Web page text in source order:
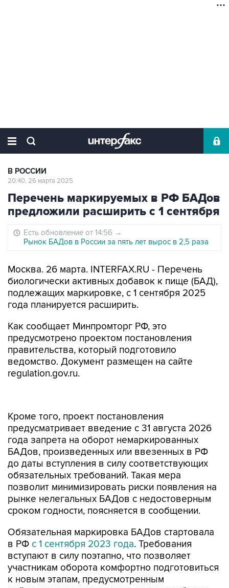
В РОССИИ
20:40, 26 марта 2025
Перечень маркируемых в РФ БАДов
предложили расширить с 1 сентября
Есть обновление от 14:56 →
Рынок БАДов в России за пять лет вырос в 2,5 раза
Москва. 26 марта. INTERFAX.RU - Перечень
биологически активных добавок к пище (БАД),
подлежащих маркировке, с 1 сентября 2025
года планируется расширить.
Как сообщает Минпромторг РФ, это
предусмотрено проектом постановления
правительства, который подготовило
ведомство. Документ размещен на сайте
regulation.gov.ru.
года запрета на оборот немаркированных
БАДов, произведенных или ввезенных в РФ
до даты вступления в силу соответствующих
обязательных требований. Такая мера
позволит минимизировать риски появления на
рынке нелегальных БАДов с недостоверным
сроком годности, поясняется в сообщении.
Обязательная маркировка БАДов стартовала
вступают в силу поэтапно, что позволяет
участникам оборота комфортно подготовиться
к новым этапам, предусмотренным
действующим законодательством, сообщает
Минпромторг.